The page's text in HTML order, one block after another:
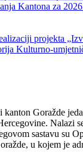
socijalnih davanja i